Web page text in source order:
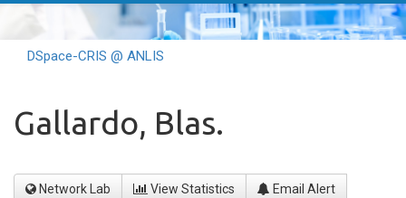
DSpace-CRIS @ ANLIS
Gallardo, Blas.
Network Lab View Statistics Email Alert